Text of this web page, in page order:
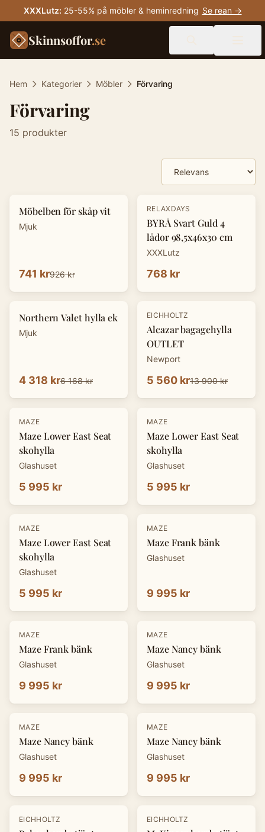
XXXLutz: 25-55% på möbler & heminredning Se rean →
Skinnsoffor.se
Hem Kategorier Möbler Förvaring
Förvaring
15 produkter
- 20%
Möbelben för skåp vit
Mjuk
741 kr926 kr
RELAXDAYS
BYRÅ Svart Guld 4
lådor 98,5x46x30 cm
XXXLutz
768 kr
- 30 %
Northern Valet hylla ek
Mjuk
4 318 kr6 168 kr
-60%
EICHHOLTZ
Alcazar bagagehylla
OUTLET
Newport
5 560 kr13 900 kr
MAZE
Maze Lower East Seat
skohylla
Glashuset
5 995 kr
MAZE
Maze Lower East Seat
skohylla
Glashuset
5 995 kr
MAZE
Maze Lower East Seat
skohylla
Glashuset
5 995 kr
MAZE
Maze Frank bänk
Glashuset
9 995 kr
MAZE
Maze Frank bänk
Glashuset
9 995 kr
MAZE
Maze Nancy bänk
Glashuset
9 995 kr
MAZE
Maze Nancy bänk
Glashuset
9 995 kr
MAZE
Maze Nancy bänk
Glashuset
9 995 kr
-20%
EICHHOLTZ -20%
EICHHOLTZ